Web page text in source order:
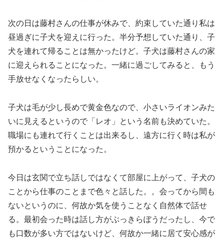
次の日は藤村さんの仕事が休みで、約束していた通り私は
昼過ぎに子犬を迎えに行った。半分予想していた通り、子
犬を連れて帰ることは無かったけど。子犬は藤村さんの家
に迎えられることになった。一緒に過ごしてみると、もう
手放せなくなったらしい。
子犬は毛が少し長めで黄金色なので、小さいライオンみた
いに見えるというので「レオ」という名前も決めていた。
職場にも連れて行くことは出来るし、遠方に行く時は私が
預かるということになった。
今日は玄関で立ち話しではなくて部屋に上がって、子犬の
ことから仕事のことまで色々と話した。。会ってから間も
ないというのに、何故か気を使うことなく自然体で話せ
る。最初会った時は話し方がぶっきらぼうだったし、今で
も口数が多い方ではないけど、何故か一緒に居て安心感が